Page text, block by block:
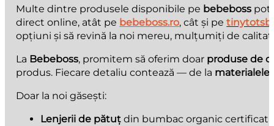
Multe dintre produsele disponibile pe bebeboss pot
direct online, atât pe bebeboss.ro, cât și pe
opțiuni și să revină la noi mereu, mulțumiți de
La Bebeboss, promitem să oferim doar produse de
produs. Fiecare detaliu contează — de la materialele
Doar la noi găsești:
Lenjerii de pătuț din bumbac organic certificat